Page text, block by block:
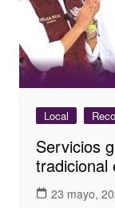
Local
Servicios
tradicional
23 mayo,